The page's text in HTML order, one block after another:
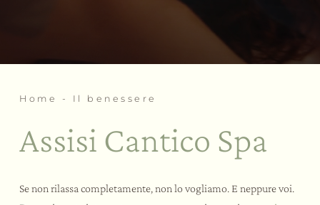
Team building a tema
Home - Il benessere
Assisi Cantico Spa
Se non rilassa completamente, non lo vogliamo. E neppure voi.